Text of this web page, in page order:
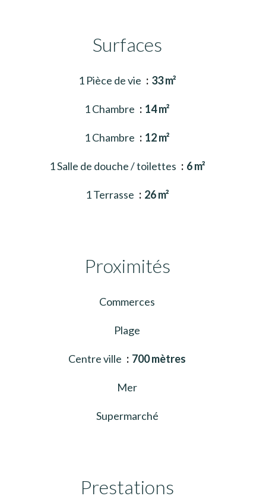
Surfaces
1 Pièce de vie 33 m²
1 Chambre 14 m²
1 Chambre 12 m²
1 Salle de douche / toilettes 6 m²
1 Terrasse 26 m²
Proximités
Commerces
Plage
Centre ville 700 mètres
Mer
Supermarché
Prestations